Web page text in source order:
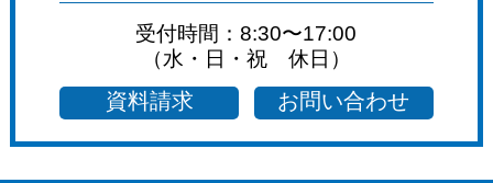
受付時間：8:30〜17:00
（水・日・祝 休日）
資料請求 お問い合わせ